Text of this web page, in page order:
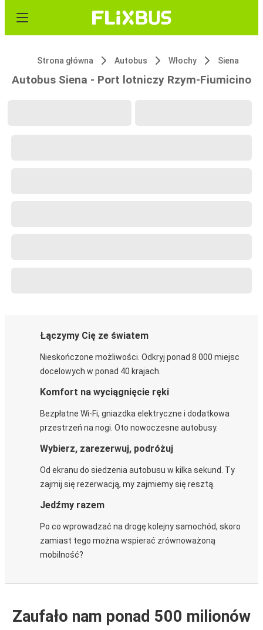
Strona główna Autobus Włochy Siena
Autobus Siena - Port lotniczy Rzym-Fiumicino
Łączymy Cię ze światem
Nieskończone możliwości. Odkryj ponad 8 000 miejsc
docelowych w ponad 40 krajach.
Komfort na wyciągnięcie ręki
Bezpłatne Wi-Fi, gniazdka elektryczne i dodatkowa
przestrzeń na nogi. Oto nowoczesne autobusy.
Wybierz, zarezerwuj, podróżuj
Od ekranu do siedzenia autobusu w kilka sekund. Ty
zajmij się rezerwacją, my zajmiemy się resztą.
Jedźmy razem
Po co wprowadzać na drogę kolejny samochód, skoro
zamiast tego można wspierać zrównoważoną
mobilność?
Zaufało nam ponad 500 milionów